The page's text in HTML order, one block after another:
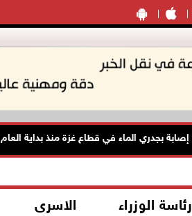
رئاسة الوزراء الاسرى